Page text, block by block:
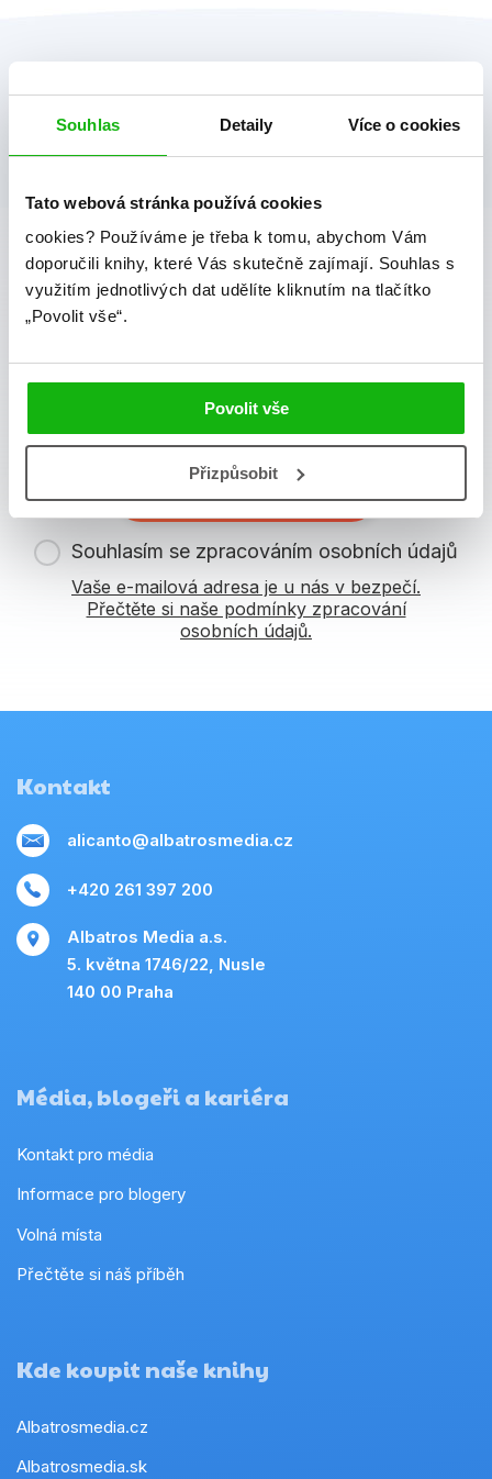
Souhlas Detaily Více o cookies
Tato webová stránka používá cookies
cookies? Používáme je třeba k tomu, abychom Vám
doporučili knihy, které Vás skutečně zajímají. Souhlas s
využitím jednotlivých dat udělíte kliknutím na tlačítko
„Povolit vše“.
Povolit vše
Přizpůsobit
albatros media newsletter
Zajímá Vás, jaké novinky právě vychází a co se děje v
knižním světě? Přihlášením k odběru našich e-
osobních údajů.
Vaše e-mailová adresa
Potvrdit
Souhlasím se zpracováním osobních údajů
Vaše e-mailová adresa je u nás v bezpečí.
Přečtěte si naše podmínky zpracování
osobních údajů.
Kontakt
alicanto@albatrosmedia.cz
+420 261 397 200
Albatros Media a.s.
5. května 1746/22, Nusle
140 00 Praha
Média, blogeři a kariéra
Kontakt pro média
Informace pro blogery
Volná místa
Přečtěte si náš příběh
Kde koupit naše knihy
Albatrosmedia.cz
Albatrosmedia.sk